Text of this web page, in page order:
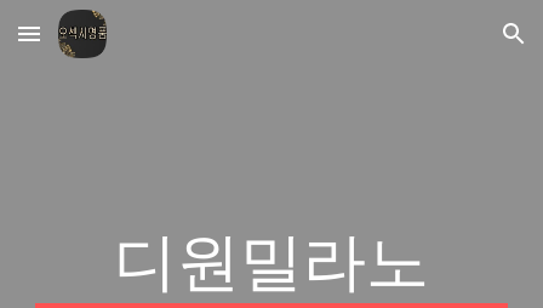
Skip to main content Skip to navigation
디원밀라노